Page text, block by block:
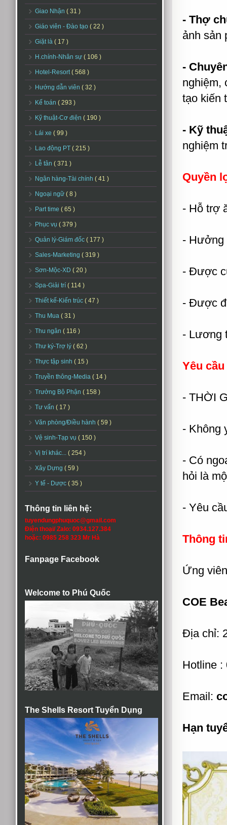
Giao Nhận ( 31 )
Giáo viên - Đào tạo ( 22 )
Giặt là ( 17 )
H.chính-Nhân sự ( 106 )
Hotel-Resort( 568 )
Hướng dẫn viên ( 32 )
Kế toán ( 293 )
Kỹ thuật-Cơ điện ( 190 )
Lái xe ( 99 )
Lao động PT ( 215 )
Lễ tân ( 371 )
Ngân hàng-Tài chính ( 41 )
Ngoại ngữ ( 8 )
Part time ( 65 )
Phục vụ ( 379 )
Quản lý-Giám đốc ( 177 )
Sales-Marketing ( 319 )
Sơn-Mộc-XD ( 20 )
Spa-Giải trí ( 114 )
Thiết kế-Kiến trúc ( 47 )
Thu Mua ( 31 )
Thu ngân ( 116 )
Thư ký-Trợ lý ( 62 )
Thực tập sinh ( 15 )
Truyền thông-Media ( 14 )
Trưởng Bộ Phận ( 158 )
Tư vấn ( 17 )
Văn phòng/Điều hành ( 59 )
Vệ sinh-Tạp vụ ( 150 )
Vị trí khác... ( 254 )
Xây Dựng ( 59 )
Y tế - Dược ( 35 )
Thông tin liên hệ:
tuyendungphuquoc@gmail.com
Điện thoại/ Zalo: 0934.127.384
hoặc: 0985 258 323 Mr Hà
Fanpage Facebook
Welcome to Phú Quốc
The Shells Resort Tuyển Dụng
- Thợ
ảnh sản
-
nghiệm,
tạo kiến
- Kỹ
nghiệm
Quyền
- Hỗ trợ
- Hưởng
- Được
- Được
- Lương
Yêu
- THỜI
- Không
- Có
hỏi là
- Yêu
Thông
Ứng
COE
Địa chỉ:
Hotline :
Email:
Hạn